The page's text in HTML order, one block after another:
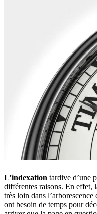
L’indexation tardive d’une
différentes raisons. En effet,
très loin dans
ont besoin de temps pour